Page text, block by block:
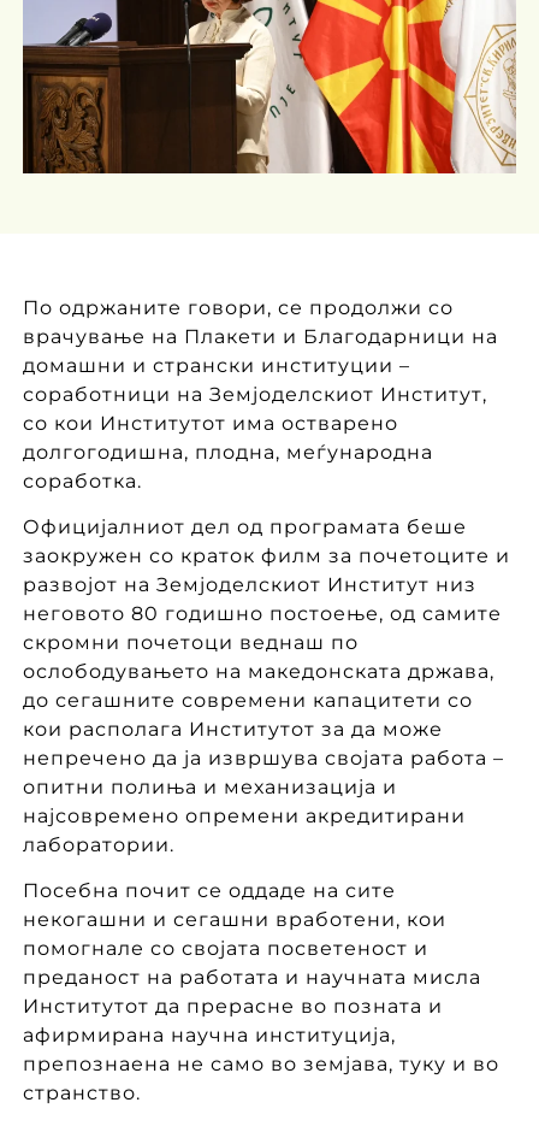
По одржаните говори, се продолжи со
врачување на Плакети и Благодарници на
домашни и странски институции –
соработници на Земјоделскиот Институт,
со кои Институтот има остварено
долгогодишна, плодна, меѓународна
соработка.
Официјалниот дел од програмата беше
заокружен со краток филм за почетоците и
развојот на Земјоделскиот Институт низ
неговото 80 годишно постоење, од самите
скромни почетоци веднаш по
ослободувањето на македонската држава,
до сегашните современи капацитети со
кои располага Институтот за да може
непречено да ја извршува својата работа –
опитни полиња и механизација и
најсовремено опремени акредитирани
лаборатории.
Посебна почит се оддаде на сите
некогашни и сегашни вработени, кои
помогнале со својата посветеност и
преданост на работата и научната мисла
Институтот да прерасне во позната и
афирмирана научна институција,
препознаена не само во земјава, туку и во
странство.